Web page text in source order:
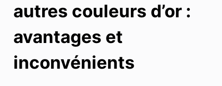
autres couleurs d’or :
avantages et
inconvénients